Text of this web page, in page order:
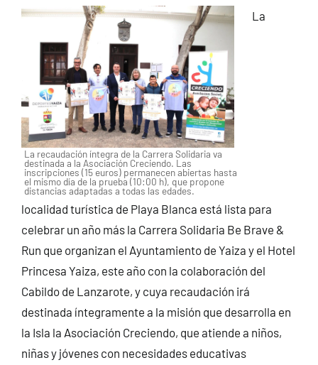
La recaudación íntegra de la Carrera Solidaria va
destinada a la Asociación Creciendo. Las
inscripciones (15 euros) permanecen abiertas hasta
el mismo día de la prueba (10:00 h), que propone
distancias adaptadas a todas las edades.
La
localidad turística de Playa Blanca está lista para
celebrar un año más la Carrera Solidaria Be Brave &
Run que organizan el Ayuntamiento de Yaiza y el Hotel
Princesa Yaiza, este año con la colaboración del
Cabildo de Lanzarote, y cuya recaudación irá
destinada íntegramente a la misión que desarrolla en
la Isla la Asociación Creciendo, que atiende a niños,
niñas y jóvenes con necesidades educativas